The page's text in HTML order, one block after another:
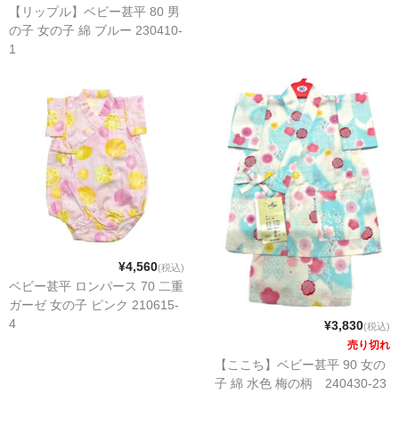
【リップル】ベビー甚平 80 男
の子 女の子 綿 ブルー 230410-
1
¥4,560(税込)
ベビー甚平 ロンパース 70 二重
ガーゼ 女の子 ピンク 210615-
4
¥3,830(税込)
売り切れ
【ここち】ベビー甚平 90 女の
子 綿 水色 梅の柄 240430-23